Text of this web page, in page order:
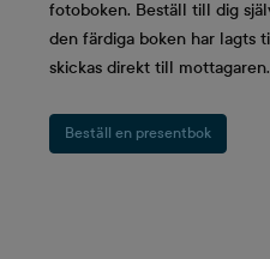
fotoboken. Beställ till dig
den färdiga boken har lagts
skickas direkt till
Beställ en presentbok